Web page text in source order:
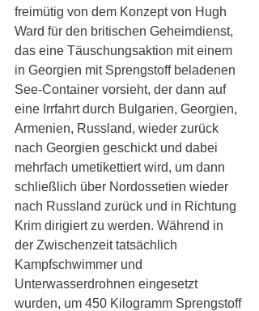
freimütig von dem Konzept von Hugh
Ward für den britischen Geheimdienst,
das eine Täuschungsaktion mit einem
in Georgien mit Sprengstoff beladenen
See-Container vorsieht, der dann auf
eine Irrfahrt durch Bulgarien, Georgien,
Armenien, Russland, wieder zurück
nach Georgien geschickt und dabei
mehrfach umetikettiert wird, um dann
schließlich über Nordossetien wieder
nach Russland zurück und in Richtung
Krim dirigiert zu werden. Während in
der Zwischenzeit tatsächlich
Kampfschwimmer und
Unterwasserdrohnen eingesetzt
wurden, um 450 Kilogramm Sprengstoff